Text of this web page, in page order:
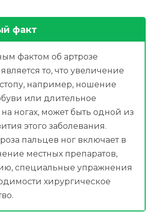
факт
фактом об артрозе
то, что увеличение
например, ношение
или длительное
ногах, может быть одной из
этого заболевания.
пальцев ног включает в
местных препаратов,
специальные упражнения
хирургическое